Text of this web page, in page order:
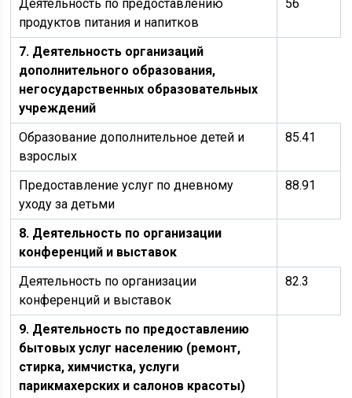
Деятельность по предоставлению
продуктов питания и напитков
56
7. Деятельность организаций
дополнительного образования,
негосударственных образовательных
учреждений
Образование дополнительное детей и
взрослых
85.41
Предоставление услуг по дневному
уходу за детьми
88.91
8. Деятельность по организации
конференций и выставок
Деятельность по организации
конференций и выставок
82.3
9. Деятельность по предоставлению
бытовых услуг населению (ремонт,
стирка, химчистка, услуги
парикмахерских и салонов красоты)